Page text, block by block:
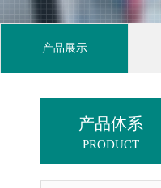
产品展示
产品体系
PRODUCT